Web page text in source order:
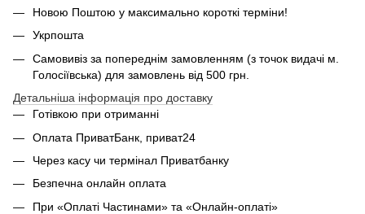
Новою Поштою у максимально короткі терміни!
Укрпошта
Самовивіз за попереднім замовленням (з точок видачі м.
Голосіївська) для замовлень від 500 грн.
Детальніша інформація про доставку
Готівкою при отриманні
Оплата ПриватБанк, приват24
Через касу чи термінал Приватбанку
Безпечна онлайн оплата
При «Оплаті Частинами» та «Онлайн-оплаті»